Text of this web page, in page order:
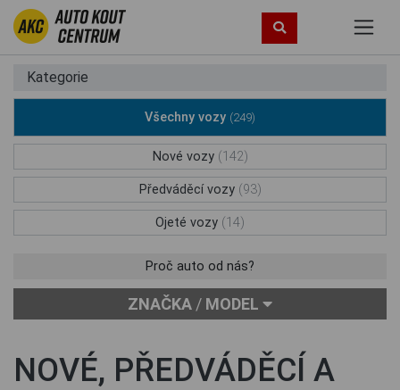
Kategorie
Všechny vozy (249)
Nové vozy (142)
Předváděcí vozy (93)
Ojeté vozy (14)
Proč auto od nás?
ZNAČKA / MODEL
NOVÉ, PŘEDVÁDĚCÍ A